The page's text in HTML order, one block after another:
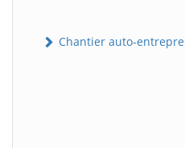
Chantier auto-